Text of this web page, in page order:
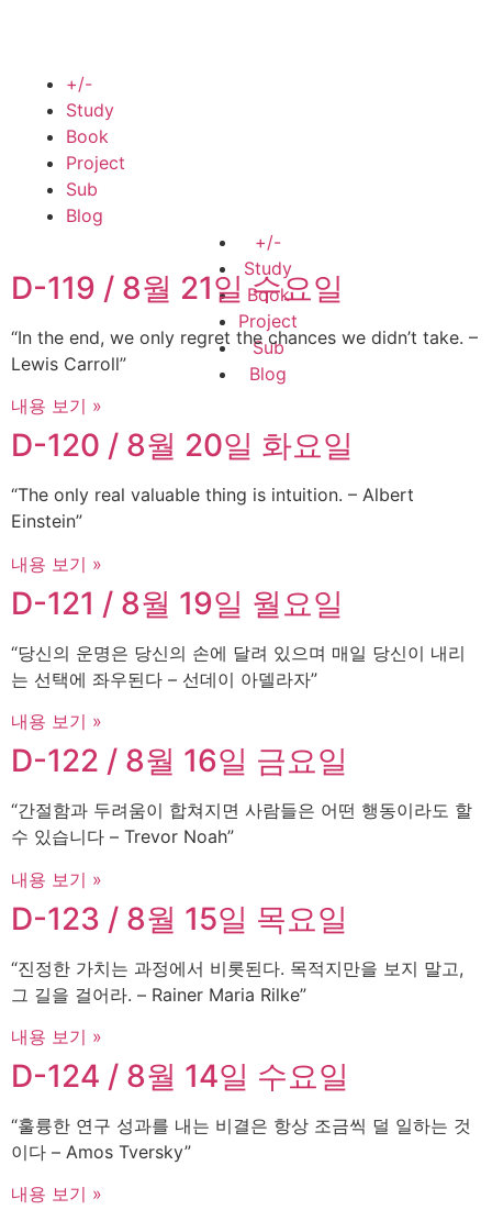
+/-
Study
Book
Project
Sub
Blog
+/-
Study
Book
Project
Sub
Blog
D-119 / 8월 21일 수요일
“In the end, we only regret the chances we didn’t take. –
Lewis Carroll”
내용 보기 »
D-120 / 8월 20일 화요일
“The only real valuable thing is intuition. – Albert
Einstein”
내용 보기 »
D-121 / 8월 19일 월요일
“당신의 운명은 당신의 손에 달려 있으며 매일 당신이 내리
는 선택에 좌우된다 – 선데이 아델라자”
내용 보기 »
D-122 / 8월 16일 금요일
“간절함과 두려움이 합쳐지면 사람들은 어떤 행동이라도 할
수 있습니다 – Trevor Noah”
내용 보기 »
D-123 / 8월 15일 목요일
“진정한 가치는 과정에서 비롯된다. 목적지만을 보지 말고,
그 길을 걸어라. – Rainer Maria Rilke”
내용 보기 »
D-124 / 8월 14일 수요일
“훌륭한 연구 성과를 내는 비결은 항상 조금씩 덜 일하는 것
이다 – Amos Tversky”
내용 보기 »